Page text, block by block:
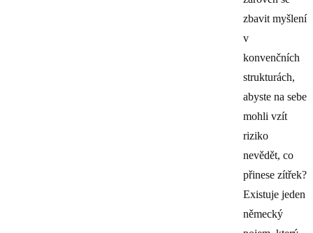
zbavit myšlení
v
konvenčních
strukturách,
abyste na sebe
mohli vzít
riziko
nevědět, co
přinese zítřek?
Existuje jeden
německý